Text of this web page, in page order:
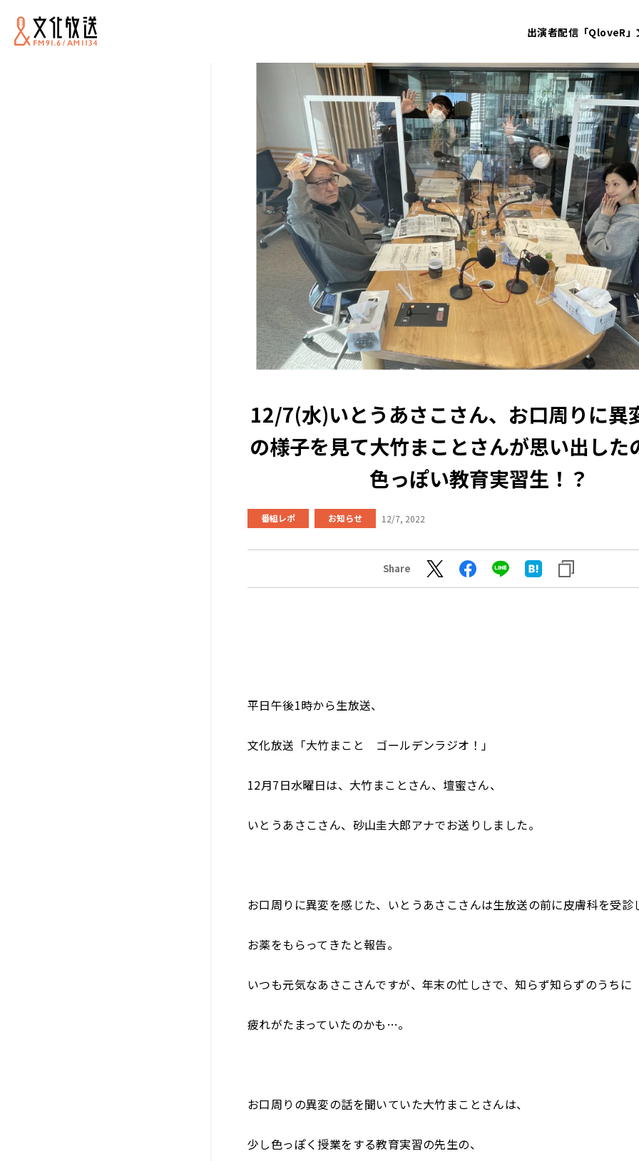
出演者配信「QloveR」
12/7(水)いとうあさこさん、お口周りに異
の様子を見て大竹まことさんが思い出した
色っぽい教育実習生！？
番組レポ お知らせ 12/7, 2022
Share
平日午後1時から生放送、
文化放送「大竹まこと ゴールデンラジオ！」
12月7日水曜日は、大竹まことさん、壇蜜さん、
いとうあさこさん、砂山圭大郎アナでお送りしました。
お口周りに異変を感じた、いとうあさこさんは生放送の前に皮膚科を受診
お薬をもらってきたと報告。
いつも元気なあさこさんですが、年末の忙しさで、知らず知らずのうちに
疲れがたまっていたのかも…。
お口周りの異変の話を聞いていた大竹まことさんは、
少し色っぽく授業をする教育実習の先生の、